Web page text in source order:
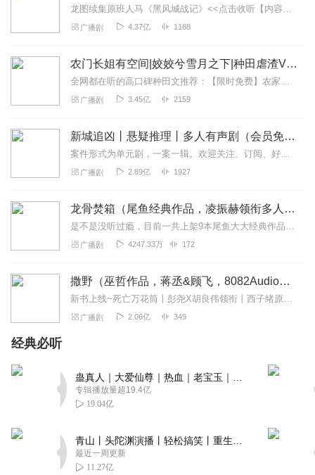
龙图续集原班人马《黑风城战记》<<点击收听【内容简介】《龙图案卷集》是由耳雅根据古典名著《三侠五义》（又叫七五）改编所写的网络小说，主要讲述的是鼠（白玉堂）...
广播剧 4.37亿 1188
农门长姐有空间|姣姣兮雪月之下|种田虐渣VIP免费
全网都在听的高口碑种田文推荐：【限时免费】农家小福女|姣姣兮郁雨竹|全网最快寒门大俗人|姣姣兮杜骁|萌宝女强古言爽文魏晋干饭人未删减全网最快|农家小福...
广播剧 3.45亿 2159
新城追凶丨悬疑推理丨多人有声剧（会员免费）
案件形式为单元剧，一案一辑。欢迎关注、订阅、好评！“新闻里播不得的，咱们小说里见！”一座充满活力的新兴沿海城市，看似平常的生活中，却发生了种种离奇的罪犯案件，”...
广播剧 2.89亿 1927
龙骨焚箱（尾鱼经典作品，凌振赫领衔多人有声剧）
是不是没听过瘾，目前一共上架9本尾鱼大大经典作品有声书啦~~听单合集已经准备好，赶紧收听：尾鱼有声书作品合集感受更多尾鱼作品的魅力！内容简介神话、传说、身世、解...
广播剧 4247.33万 172
撒野（巫哲作品，蒋丞&顾飞，8082Audio制作）| 左肩有你原著
新书上线~死亡万花筒丨彭尧X胡良伟领衔丨西子绪原著丨灵异/悬疑/无限流多人有声剧点击跳转收听哦~喜提破亿！#撒野印象大调查#活动上线！>戳此参与<福利四：播...
广播剧 2.06亿 349
经典必听
专辑播放量超19.4亿
19.04亿
最近一周更新
11.27亿